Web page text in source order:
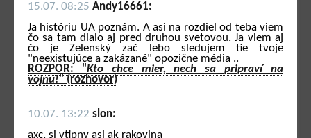
15.07. 08:25 Andy16661:
Ja históriu UA poznám. A asi na rozdiel od teba viem
čo sa tam dialo aj pred druhou svetovou. Ja viem aj
čo je Zelenský zač lebo sledujem tie tvoje
"neexistujúce a zakázané" opozične média ..
ROZPOR: "Kto chce mier, nech sa pripraví na
vojnu!" (rozhovor)
10.07. 13:22 slon:
axc, si vtipny asi ak rakovina